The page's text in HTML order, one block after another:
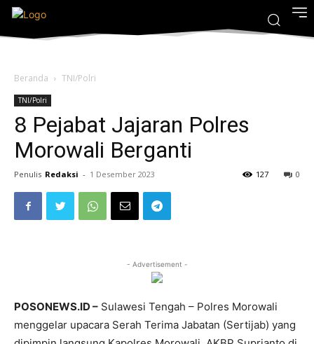
Beranda TNI/Polri
TNI/Polri
8 Pejabat Jajaran Polres
Morowali Berganti
Penulis Redaksi - 1 Desember 2023 0
127
- Advertisement -
POSONEWS.ID – Sulawesi Tengah – Polres Morowali
menggelar upacara Serah Terima Jabatan (Sertijab) yang